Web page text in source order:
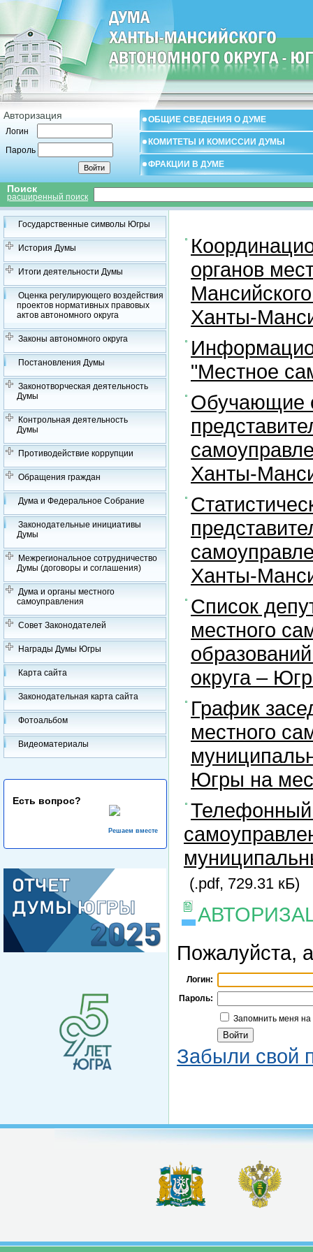
Авторизация
Логин
Пароль
ОБЩИЕ СВЕДЕНИЯ О ДУМЕ
КОМИТЕТЫ И КОМИССИИ ДУМЫ
ФРАКЦИИ В ДУМЕ
Поиск
расширенный поиск
Государственные символы Югры
История Думы
Итоги деятельности Думы
Оценка регулирующего воздействия
проектов нормативных правовых
актов автономного округа
Законы автономного округа
Постановления Думы
Законотворческая деятельность
Думы
Контрольная деятельность
Думы
Противодействие коррупции
Обращения граждан
Дума и Федеральное Собрание
Законодательные инициативы
Думы
Межрегиональное сотрудничество
Думы (договоры и соглашения)
Дума и органы местного
самоуправления
Совет Законодателей
Награды Думы Югры
Карта сайта
Законодательная карта сайта
Фотоальбом
Видеоматериалы
Есть вопрос?
Решаем вместе
органов
Ханты-
"Местное
Обучающие
Ханты-
Ханты-
Список
местного
округа –
График
местного
Югры на
Телефонный
(.pdf, 729.31 кБ)
Пожалуйста,
Логин:
Пароль:
Запомнить меня
Забыли свой